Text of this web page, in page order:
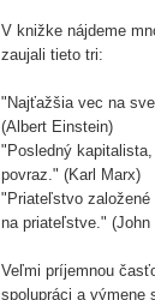
V knižke nájdeme
zaujali tieto tri:
"Najťažšia vec na
(Albert Einstein)
"Posledný
povraz." (Karl Marx)
"Priateľstvo založené
na priateľstve." (John
Veľmi príjemnou
spolupráci a výmene